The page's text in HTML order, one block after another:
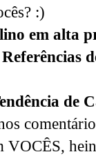
:)
em alta
Referências
de
VOCÊS,